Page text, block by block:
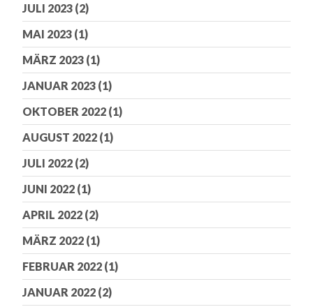
JULI 2023 (2)
MAI 2023 (1)
MÄRZ 2023 (1)
JANUAR 2023 (1)
OKTOBER 2022 (1)
AUGUST 2022 (1)
JULI 2022 (2)
JUNI 2022 (1)
APRIL 2022 (2)
MÄRZ 2022 (1)
FEBRUAR 2022 (1)
JANUAR 2022 (2)